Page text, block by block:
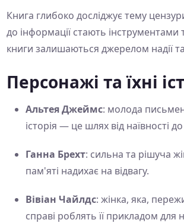
Книга глибоко досліджує тему
до інформації стають інструментами
книги залишаються джерелом надії
Персонажі та їхні
Альтея Джеймс: молода
історія — це шлях від наївності
Ганна Брехт: сильна та рішуча
пам'яті надихає на відвагу.
Вівіан Чайлдс: жінка, яка,
справі роблять її прикладом для